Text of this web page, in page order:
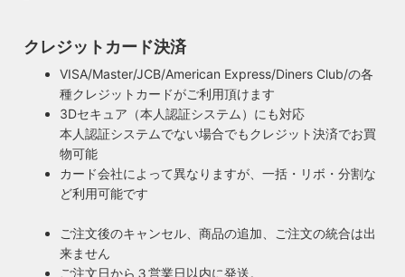
クレジットカード決済
VISA/Master/JCB/American Express/Diners Club/の各
種クレジットカードがご利用頂けます
3Dセキュア（本人認証システム）にも対応
本人認証システムでない場合でもクレジット決済でお買
物可能
カード会社によって異なりますが、一括・リボ・分割な
ど利用可能です
ご注文後のキャンセル、商品の追加、ご注文の統合は出
来ません
ご注文日から３営業日以内に発送。